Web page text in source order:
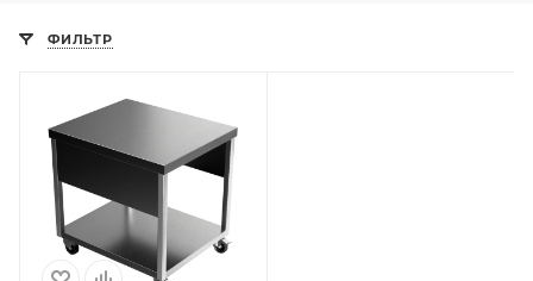
ФИЛЬТР